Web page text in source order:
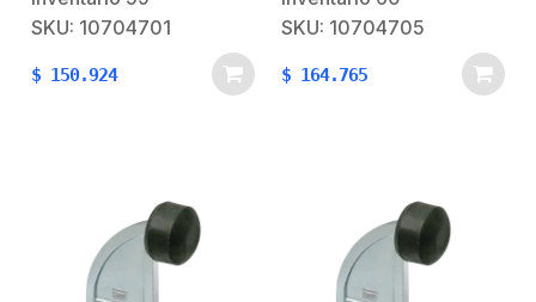
SKU: 10704701
$ 150.924
SKU: 10704705
$ 164.765